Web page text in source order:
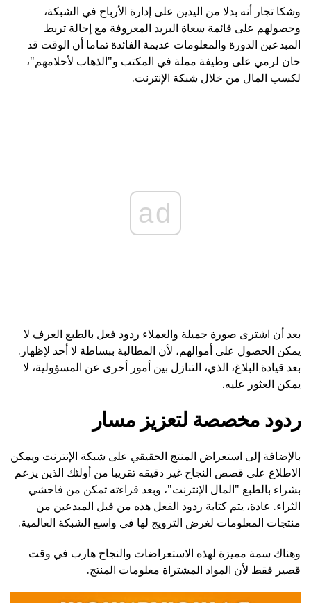
وشكا تجار أنه بدلا من اليدين على إدارة الأرباح في الشبكة،
وحصولهم على قائمة سعاة البريد المعروفة مع إحالة تربط
المبدعين الدورة والمعلومات عديمة الفائدة تماما أن الوقت قد
حان لرمي على وظيفة مملة في المكتب و"الذهاب لأحلامهم"،
لكسب المال من خلال شبكة الإنترنت.
ad
بعد أن اشترى صورة جميلة والعملاء ردود فعل بالطبع العرف لا
يمكن الحصول على أموالهم، لأن المطالبة ببساطة لا أحد لإظهار.
بعد قيادة البلاغ، الذي، التنازل بين أمور أخرى عن المسؤولية، لا
يمكن العثور عليه.
ردود مخصصة لتعزيز مسار
بالإضافة إلى استعراض المنتج الحقيقي على شبكة الإنترنت ويمكن
الاطلاع على قصص النجاح غير دقيقه تقريبا من أولئك الذين يزعم
بشراء بالطبع "المال الإنترنت"، وبعد قراءته تمكن من فاحشي
الثراء. عادة، يتم كتابة ردود الفعل هذه من قبل المبدعين من
منتجات المعلومات لغرض الترويج لها في واسع الشبكة العالمية.
وهناك سمة مميزة لهذه الاستعراضات والنجاح هارب في وقت
قصير فقط لأن المواد المشتراة معلومات المنتج.